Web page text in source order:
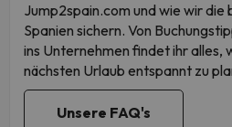
Jump2spain.com und wie wir
Spanien sichern. Von
ins Unternehmen findet ihr alles,
nächsten Urlaub entspannt zu
Unsere FAQ's